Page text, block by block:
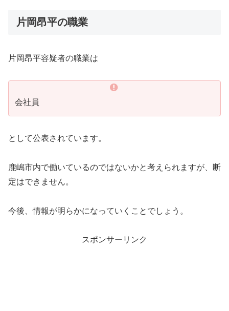
片岡昂平の職業
片岡昂平容疑者の職業は
会社員
として公表されています。
鹿嶋市内で働いているのではないかと考えられますが、断
定はできません。
今後、情報が明らかになっていくことでしょう。
スポンサーリンク